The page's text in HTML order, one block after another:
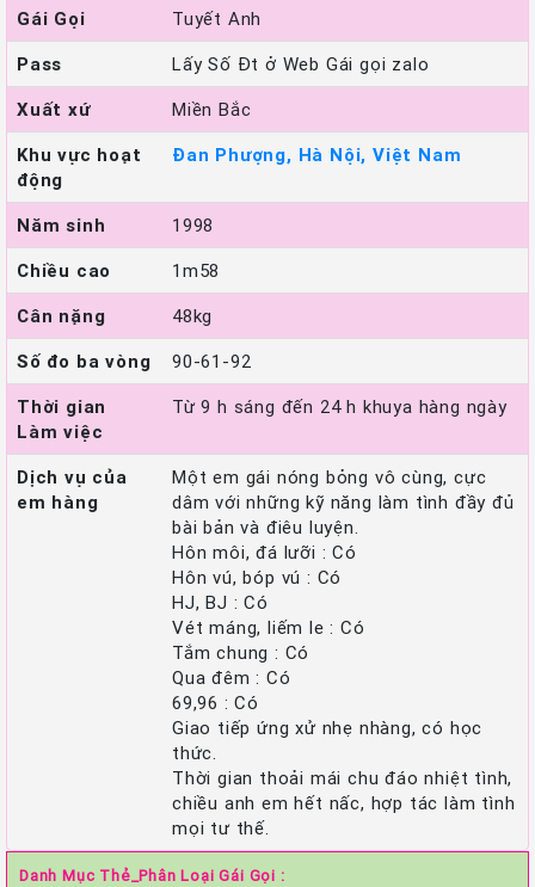
Gái Gọi
Tuyết Anh
Pass
Lấy Số Đt ở Web Gái gọi zalo
Xuất xứ
Miền Bắc
Khu vực hoạt
động
Đan Phượng, Hà Nội, Việt Nam
Năm sinh
1998
Chiều cao
1m58
Cân nặng
48kg
Số đo ba vòng
90-61-92
Thời gian
Làm việc
Từ 9 h sáng đến 24 h khuya hàng ngày
Dịch vụ của
em hàng
Một em gái nóng bỏng vô cùng, cực
dâm với những kỹ năng làm tình đầy đủ
bài bản và điêu luyện.
Hôn môi, đá lưỡi : Có
Hôn vú, bóp vú : Có
HJ, BJ : Có
Vét máng, liếm le : Có
Tắm chung : Có
Qua đêm : Có
69,96 : Có
Giao tiếp ứng xử nhẹ nhàng, có học
thức.
Thời gian thoải mái chu đáo nhiệt tình,
chiều anh em hết nấc, hợp tác làm tình
mọi tư thế.
Danh Mục Thẻ_Phân Loại Gái Gọi :